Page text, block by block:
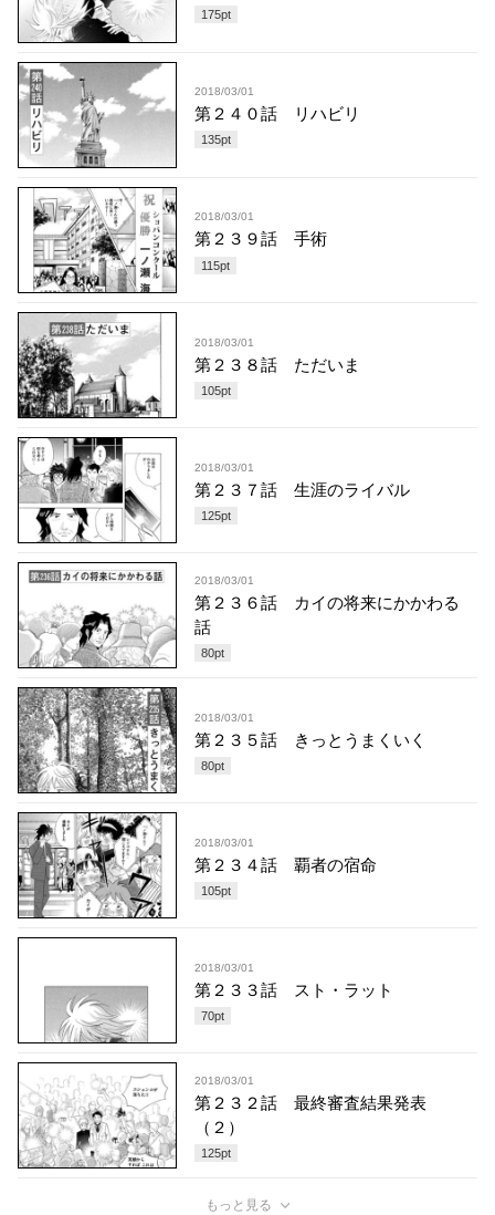
175pt
2018/03/01
第２４０話 リハビリ
135pt
2018/03/01
第２３９話 手術
115pt
2018/03/01
第２３８話 ただいま
105pt
2018/03/01
第２３７話 生涯のライバル
125pt
2018/03/01
第２３６話 カイの将来にかかわる
話
80pt
2018/03/01
第２３５話 きっとうまくいく
80pt
2018/03/01
第２３４話 覇者の宿命
105pt
2018/03/01
第２３３話 スト・ラット
70pt
2018/03/01
第２３２話 最終審査結果発表
（２）
125pt
もっと見る